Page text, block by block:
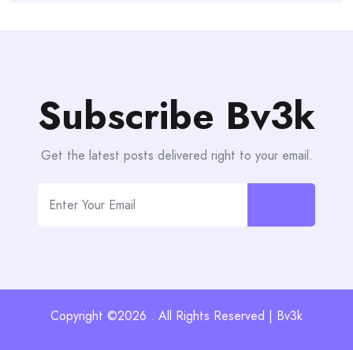
Subscribe Bv3k
Get the latest posts delivered right to your email.
Copyright ©2026 . All Rights Reserved | Bv3k